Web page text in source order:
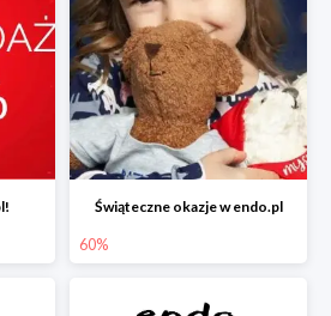
Świąteczne okazje w endo.pl
60%